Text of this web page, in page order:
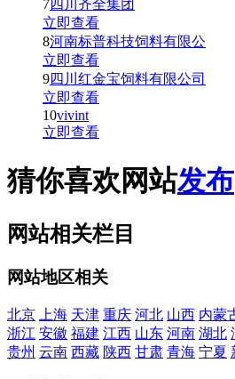
7四川齐全集团
立即查看
8河南标普科技饲料有限公
立即查看
9四川红金宝饲料有限公司
立即查看
10vivint
立即查看
猜你喜欢网站发布
网站相关栏目
网站地区相关
北京 上海 天津 重庆 河北 山西 内蒙
浙江 安徽 福建 江西 山东 河南 湖北
贵州 云南 西藏 陕西 甘肃 青海 宁夏